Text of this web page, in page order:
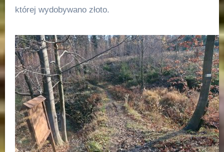
której wydobywano złoto.